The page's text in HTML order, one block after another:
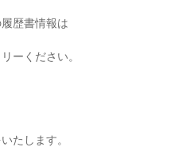
歴書情報は
ーください。
たします。